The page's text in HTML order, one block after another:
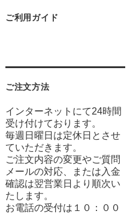
ご利用ガイド
ご注文方法
インターネットにて24時間
受け付けております。
毎週日曜日は定休日とさせ
ていただきます。
ご注文内容の変更やご質問
メールの対応、または入金
確認は翌営業日より順次い
たします。
お電話の受付は１０：００